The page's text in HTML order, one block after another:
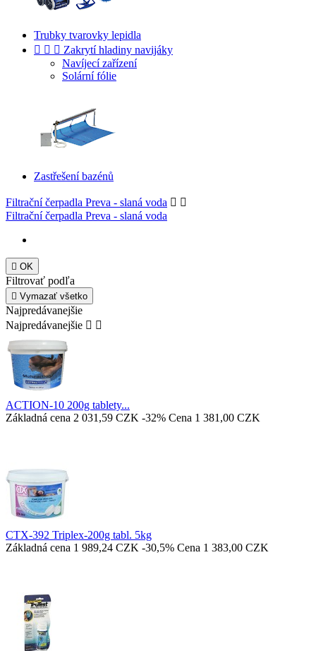
Trubky tvarovky lepidla
   Zakrytí hladiny navijáky
Navíjecí zařízení
Solární fólie
Zastřešení bazénů
Filtrační čerpadla Preva - slaná voda  
Filtrační čerpadla Preva - slaná voda
 OK
Filtrovať podľa
 Vymazať všetko
Najpredávanejšie
Najpredávanejšie  
ACTION-10 200g tablety...
Základná cena 2 031,59 CZK -32% Cena 1 381,00 CZK
CTX-392 Triplex-200g tabl. 5kg
Základná cena 1 989,24 CZK -30,5% Cena 1 383,00 CZK